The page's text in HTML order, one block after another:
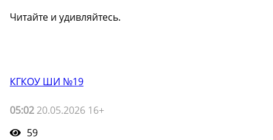
Читайте и удивляйтесь.
КГКОУ ШИ №19
05:02 20.05.2026 16+
59